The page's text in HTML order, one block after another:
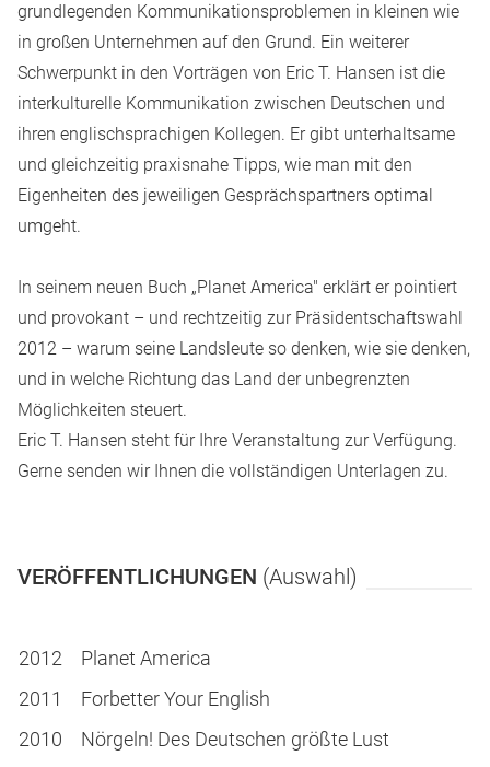
grundlegenden Kommunikationsproblemen in kleinen wie
in großen Unternehmen auf den Grund. Ein weiterer
Schwerpunkt in den Vorträgen von Eric T. Hansen ist die
interkulturelle Kommunikation zwischen Deutschen und
ihren englischsprachigen Kollegen. Er gibt unterhaltsame
und gleichzeitig praxisnahe Tipps, wie man mit den
Eigenheiten des jeweiligen Gesprächspartners optimal
umgeht.
In seinem neuen Buch „Planet America" erklärt er pointiert
und provokant – und rechtzeitig zur Präsidentschaftswahl
2012 – warum seine Landsleute so denken, wie sie denken,
und in welche Richtung das Land der unbegrenzten
Möglichkeiten steuert.
Eric T. Hansen steht für Ihre Veranstaltung zur Verfügung.
Gerne senden wir Ihnen die vollständigen Unterlagen zu.
VERÖFFENTLICHUNGEN (Auswahl)
2012
Planet America
2011
Forbetter Your English
2010
Nörgeln! Des Deutschen größte Lust